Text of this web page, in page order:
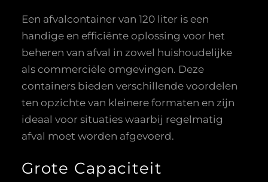
Een afvalcontainer van 120 liter is een
handige en efficiënte oplossing voor het
beheren van afval in zowel huishoudelijke
als commerciële omgevingen. Deze
containers bieden verschillende voordelen
ten opzichte van kleinere formaten en zijn
ideaal voor situaties waarbij regelmatig
afval moet worden afgevoerd.
Grote Capaciteit